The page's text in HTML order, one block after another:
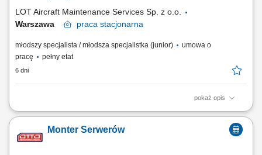
LOT Aircraft Maintenance Services Sp. z o.o.
Warszawa
praca stacjonarna
młodszy specjalista / młodsza specjalistka (junior)
umowa o
pracę
pełny etat
6 dni
pokaż opis
Zakres obowiązków: Wsparcie w uzgodnieniach projektowych i bieżącej
wykonawcami i urzędami w ramach procesu inwestycyjnego;
Prowadzenie, kompletowanie i archiwizacja dokumentacji techniczno-
Monter Serwerów